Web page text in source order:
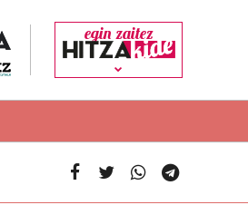
egin zaitez